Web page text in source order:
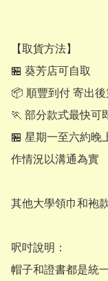
【取貨方法】
🏪 葵芳店可自取
📦 順豐到付 寄出
🏃 部分款式最快可
🏪 星期一至六約晚
作情況以溝通為實
其他大學領巾和袍
呎吋說明：
帽子和證書都是統